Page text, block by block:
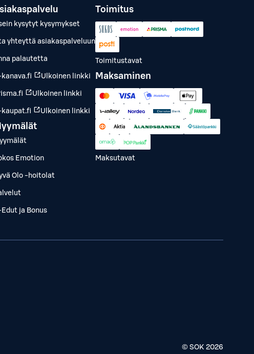
kysytyt kysymykset
yhteyttä asiakaspalveluun
palautetta
Ulkoinen linkki
Ulkoinen linkki
kaupat.fi Ulkoinen linkki
Emotion
Olo -hoitolat
ja Bonus
Toimitus
Toimitustavat
Maksaminen
Maksutavat
© SOK 2026